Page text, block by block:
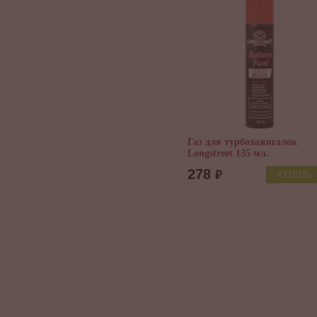
Газ для турбозажигалок
Longstreet 135 мл.
278 ₽ КУПИТЬ